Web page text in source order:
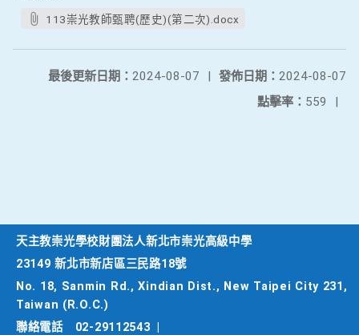
113崇光教師甄聘(歷史)(第二次).docx
發佈日期： 2024-08-07
最後更新日期： 2024-08-07
|
點擊率： 559 |
天主教崇光學校財團法人新北市崇光高級中學
23149 新北市新店區三民路18號
No. 18, Sanmin Rd., Xindian Dist., New Taipei City 231,
Taiwan (R.O.C.)
聯絡電話
02-29112543